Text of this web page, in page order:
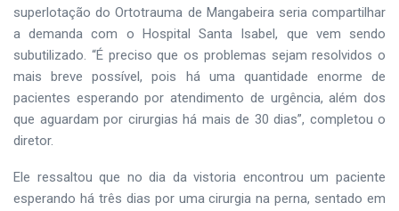
superlotação do Ortotrauma de Mangabeira seria compartilhar
a demanda com o Hospital Santa Isabel, que vem sendo
subutilizado. “É preciso que os problemas sejam resolvidos o
mais breve possível, pois há uma quantidade enorme de
pacientes esperando por atendimento de urgência, além dos
que aguardam por cirurgias há mais de 30 dias”, completou o
diretor.
Ele ressaltou que no dia da vistoria encontrou um paciente
esperando há três dias por uma cirurgia na perna, sentado em